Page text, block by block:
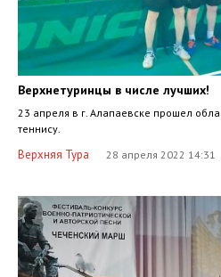
Верхнетуринцы в числе лучших!
23 апреля в г. Алапаевске прошел
теннису.
Верхняя Тура 28 апреля 2022 14:31